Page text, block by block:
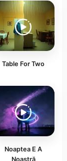
Table For Two
Noaptea E A
Noastră